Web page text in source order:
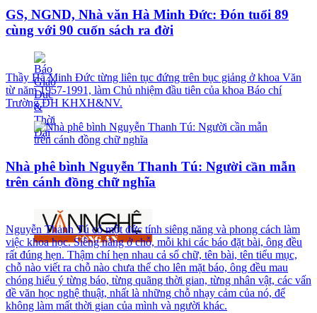
GS, NGND, Nhà văn Hà Minh Đức: Đón tuổi 89
cùng với 90 cuốn sách ra đời
Thầy Hà Minh Đức từng liên tục đứng trên bục giảng ở khoa Văn
từ năm 1957-1991, làm Chủ nhiệm đầu tiên của khoa Báo chí
Trường ĐH KHXH&NV.
Nhà phê bình Nguyễn Thanh Tú: Người cần mẫn
trên cánh đồng chữ nghĩa
Nguyễn Thanh Tú có một đức tính siêng năng và phong cách làm
việc khoa học. Siêng năng ở chỗ, mỗi khi các báo đặt bài, ông đều
rất đúng hẹn. Thậm chí hẹn nhau cả số chữ, tên bài, tên tiểu mục,
chỗ nào viết ra chỗ nào chưa thể cho lên mặt báo, ông đều mau
chóng hiểu ý từng báo, từng quãng thời gian, từng nhân vật, các vấn
đề văn học nghệ thuật, nhất là những chỗ nhạy cảm của nó, để
không làm mất thời gian của mình và người khác.